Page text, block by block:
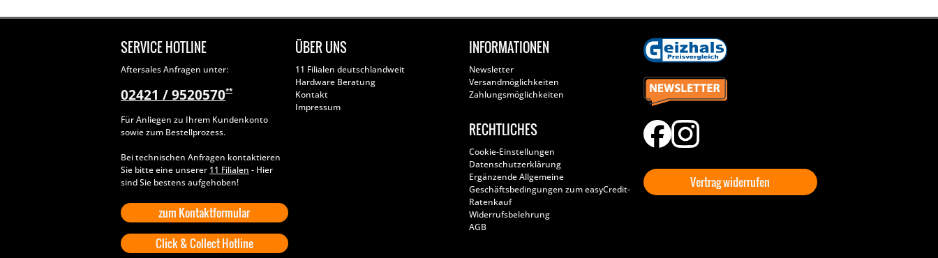
SERVICE HOTLINE
Aftersales Anfragen unter:
02421 / 9520570**
Für Anliegen zu Ihrem Kundenkonto
sowie zum Bestellprozess.
Bei technischen Anfragen kontaktieren
Sie bitte eine unserer 11 Filialen - Hier
sind Sie bestens aufgehoben!
zum Kontaktformular
Click & Collect Hotline
ÜBER UNS
11 Filialen deutschlandweit
Hardware Beratung
Kontakt
Impressum
INFORMATIONEN
Newsletter
Versandmöglichkeiten
Zahlungsmöglichkeiten
RECHTLICHES
Cookie-Einstellungen
Datenschutzerklärung
Ergänzende Allgemeine
Geschäftsbedingungen zum easyCredit-
Ratenkauf
Widerrufsbelehrung
AGB
Vertrag widerrufen